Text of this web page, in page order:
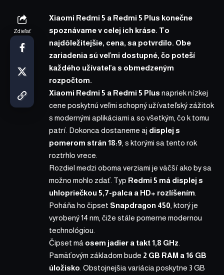
Zdieľať
Xiaomi Redmi 5 a Redmi 5 Plus konečne
spoznávame v celej ich kráse. To
najdôležitejšie, cena, sa potvrdilo. Obe
zariadenia sú veľmi dostupné, čo poteší
každého užívateľa s obmedzeným
rozpočtom.
Xiaomi Redmi 5 a Redmi 5 Plus napriek nízkej
cene poskytnú veľmi schopný užívateľský zážitok
s modernými aplikáciami a so všetkým, čo k tomu
patrí. Dokonca dostaneme aj displej s
pomerom strán 18:9 , s ktorými sa tento rok
roztrhlo vrece.
Rozdiel medzi oboma verziami je väčší ako by sa
možno mohlo zdať. Typ Redmi 5 má displej s
uhlopriečkou 5,7-palca a HD+ rozlíšením
Poháňa ho čipset Snapdragon 450 , ktorý je
vyrobený 14 nm, čiže stále pomerne modernou
technológiou.
Čipset má osem jadier a takt 1,8 GHz
Pamäťovým základom bude 2 GB RAM a 16 GB
úložisko . Obstojnejšia variácia poskytne 3 GB